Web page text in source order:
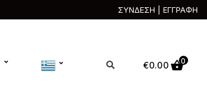
ΣΥΝΔΕΣΗ | ΕΓΓΡΑΦΗ
€0.00 0